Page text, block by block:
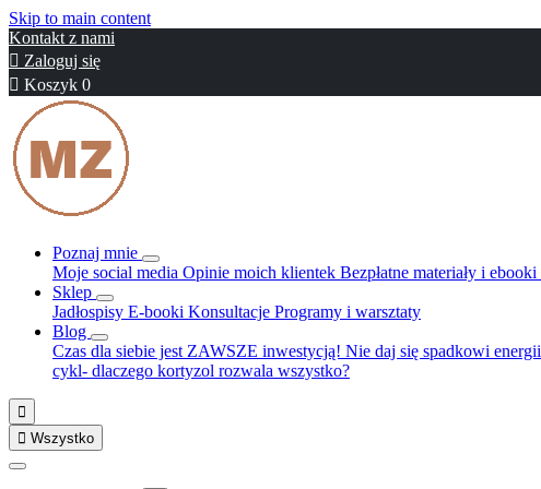
Skip to main content
Kontakt z nami
 Zaloguj się
 Koszyk 0
Poznaj mnie
Moje social media Opinie moich klientek Bezpłatne materiały i ebooki
Sklep
Jadłospisy E-booki Konsultacje Programy i warsztaty
Blog
Czas dla siebie jest ZAWSZE inwestycją! Nie daj się spadkowi
cykl- dlaczego kortyzol rozwala wszystko?

 Wszystko